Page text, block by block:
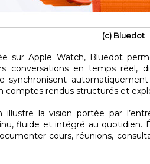
(c) Bluedot
sur Apple Watch, Bluedot
conversations en temps réel,
synchronisent
comptes rendus structurés et
illustre la vision portée par
fluide et intégré au quotidien.
cours, réunions,